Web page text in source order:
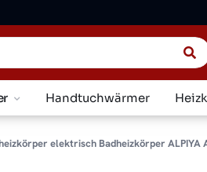
Handtuchwärmer
elektrisch Badheizkörper ALPIYA